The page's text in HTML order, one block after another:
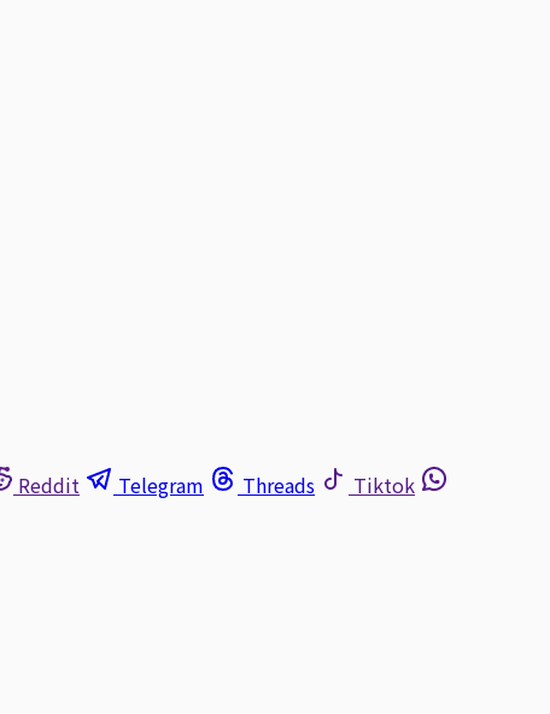
Reddit Telegram Threads
Tiktok